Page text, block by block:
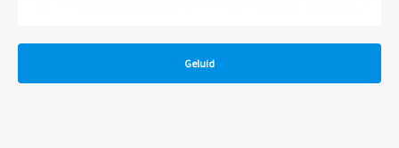
Geluid